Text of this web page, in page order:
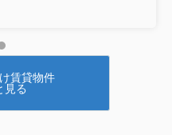
賃貸物件
見る